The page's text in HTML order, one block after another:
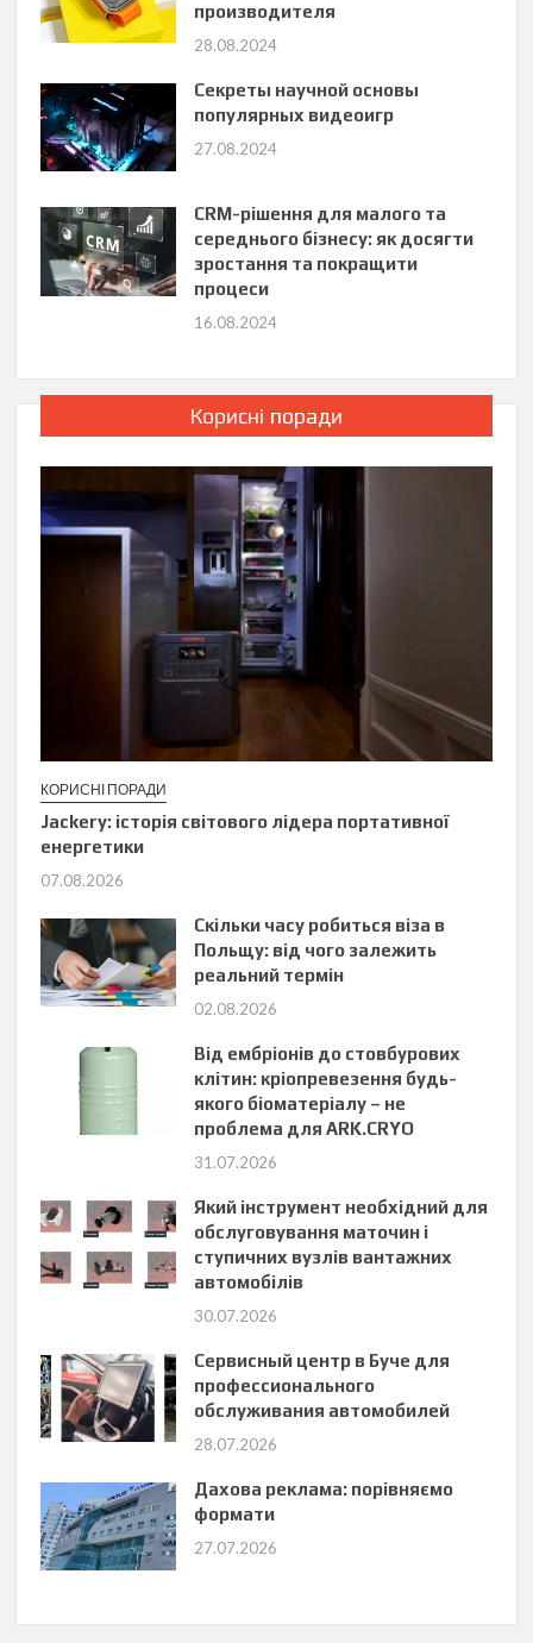
производителя
28.08.2024
Секреты научной основы
популярных видеоигр
27.08.2024
CRM-рішення для малого та
середнього бізнесу: як досягти
зростання та покращити
процеси
16.08.2024
Корисні поради
КОРИСНІ ПОРАДИ
Jackery: історія світового лідера портативної
енергетики
07.08.2026
Скільки часу робиться віза в
Польщу: від чого залежить
реальний термін
02.08.2026
Від ембріонів до стовбурових
клітин: кріопревезення будь-
якого біоматеріалу – не
проблема для ARK.CRYO
31.07.2026
Який інструмент необхідний для
обслуговування маточин і
ступичних вузлів вантажних
автомобілів
30.07.2026
Сервисный центр в Буче для
профессионального
обслуживания автомобилей
28.07.2026
Дахова реклама: порівняємо
формати
27.07.2026